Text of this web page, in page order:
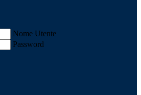
Nome Utente
Password